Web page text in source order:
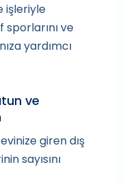
işleriyle
sporlarını ve
yardımcı
ve
giren dış
sayısını